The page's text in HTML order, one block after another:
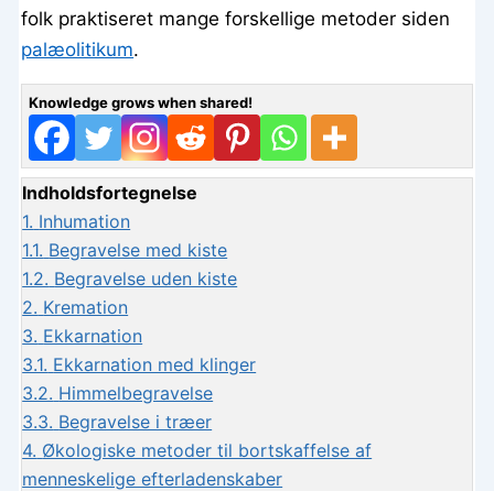
folk praktiseret mange forskellige metoder siden
palæolitikum.
Knowledge grows when shared!
Indholdsfortegnelse
1. Inhumation
1.1. Begravelse med kiste
1.2. Begravelse uden kiste
2. Kremation
3. Ekkarnation
3.1. Ekkarnation med klinger
3.2. Himmelbegravelse
3.3. Begravelse i træer
4. Økologiske metoder til bortskaffelse af
menneskelige efterladenskaber